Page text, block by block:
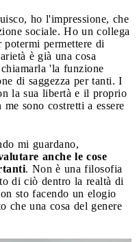
ho l'impressione, che
sociale. Ho un collega
permettere di
è già una cosa
'la funzione
di saggezza per tanti. I
la sua libertà e il proprio
sono costretti a essere
mi guardano,
anche le cose
. Non è una filosofia
di ciò dentro la realtà di
sto facendo un elogio
che una cosa del genere